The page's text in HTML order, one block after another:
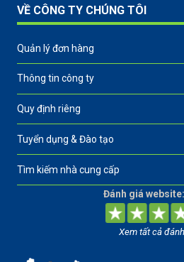
VỀ CÔNG TY CHÚNG TÔI
Quản lý đơn hàng
Thông tin công ty
Quy định riêng
Tuyển dụng & Đào tạo
Tìm kiếm nhà cung cấp
Đánh giá website:
Xem tất cả